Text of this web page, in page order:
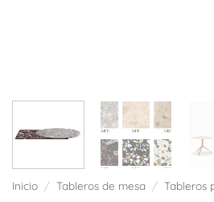
Inicio / Tableros de mesa / Tableros